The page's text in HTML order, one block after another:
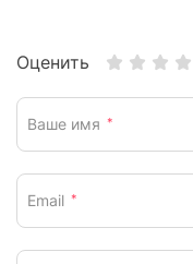
Оценить
Ваше имя *
Email *